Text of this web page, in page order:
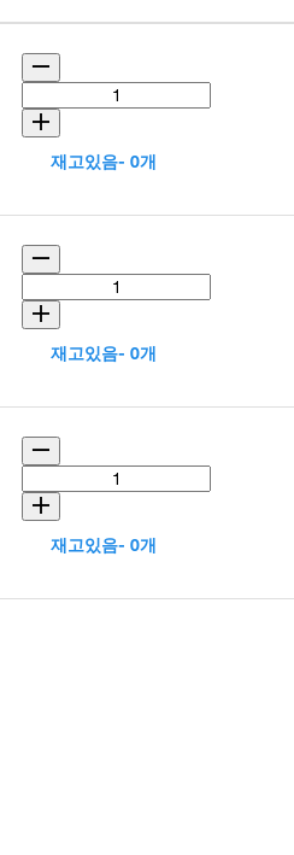
재고있음- 0개
재고있음- 0개
재고있음- 0개